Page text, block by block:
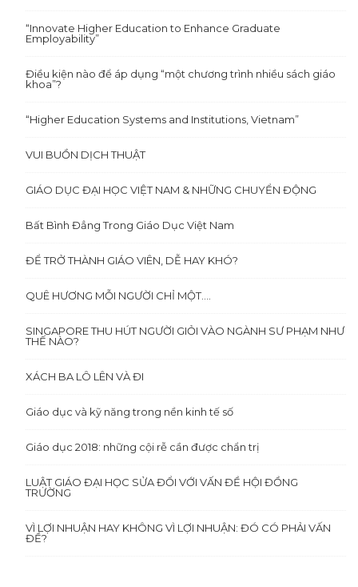
“Innovate Higher Education to Enhance Graduate
Employability”
Điều kiện nào để áp dụng “một chương trình nhiều sách giáo
khoa”?
“Higher Education Systems and Institutions, Vietnam”
VUI BUỒN DỊCH THUẬT
GIÁO DỤC ĐẠI HỌC VIỆT NAM & NHỮNG CHUYỂN ĐỘNG
Bất Bình Đẳng Trong Giáo Dục Việt Nam
ĐỂ TRỞ THÀNH GIÁO VIÊN, DỄ HAY KHÓ?
QUÊ HƯƠNG MỖI NGƯỜI CHỈ MỘT….
SINGAPORE THU HÚT NGƯỜI GIỎI VÀO NGÀNH SƯ PHẠM NHƯ
THẾ NÀO?
XÁCH BA LÔ LÊN VÀ ĐI
Giáo dục và kỹ năng trong nền kinh tế số
Giáo dục 2018: những cội rễ cần được chẩn trị
LUẬT GIÁO ĐẠI HỌC SỬA ĐỔI VỚI VẤN ĐỀ HỘI ĐỒNG
TRƯỜNG
VÌ LỢI NHUẬN HAY KHÔNG VÌ LỢI NHUẬN: ĐÓ CÓ PHẢI VẤN
ĐỀ?